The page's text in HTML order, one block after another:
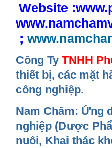
Website
;
Công Ty TNHH
thiết bị, các mặt
công nghiệp.
Nam Châm: Ứng
nghiệp (Dược
nuôi, Khai thác